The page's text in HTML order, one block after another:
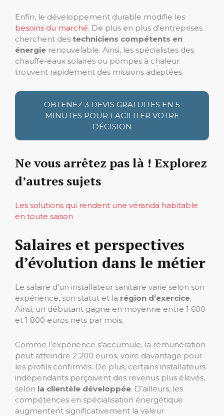
Enfin, le développement durable modifie les
besoins du marché. De plus en plus d’entreprises
cherchent des techniciens compétents en
énergie renouvelable. Ainsi, les spécialistes des
chauffe-eaux solaires ou pompes à chaleur
trouvent rapidement des missions adaptées.
OBTENEZ 3 DEVIS GRATUITES EN 5
MINUTES POUR FACILITER VOTRE
DÉCISION
Ne vous arrêtez pas là ! Explorez
d’autres sujets
Les solutions qui rendent une véranda habitable
en toute saison
Salaires et perspectives
d’évolution dans le métier
Le salaire d’un installateur sanitaire varie selon son
expérience, son statut et la région d’exercice.
Ainsi, un débutant gagne en moyenne entre 1 600
et 1 800 euros nets par mois.
Comme l’expérience s’accumule, la rémunération
peut atteindre 2 200 euros, voire davantage pour
les profils confirmés. De plus, certains installateurs
indépendants perçoivent des revenus plus élevés,
selon la clientèle développée. D’ailleurs, les
compétences en spécialisation énergétique
augmentent significativement la valeur